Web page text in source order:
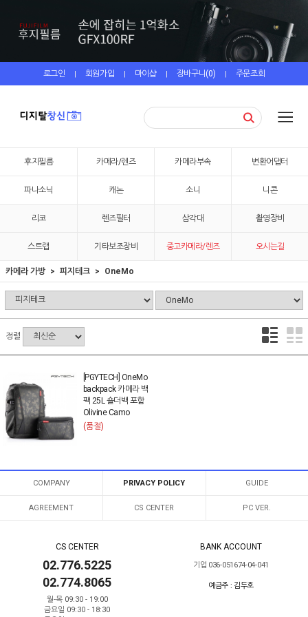
로그인 | 회원가입 | 마이샵 | 장바구니(0) | 주문조회
후지필름 카메라/렌즈 카메라부속 변환어댑터
파나소닉 캐논 소니 니콘
리코 렌즈필터 삼각대 촬영장비
스트랩 기타보조장비 중고카메라/렌즈 오시는길
카메라 가방 피지테크 OneMo
정렬
[PGYTECH] OneMo
backpack 카메라 백
팩 25L 숄더백 포함
Olivine Camo
(품절)
COMPANY PRIVACY POLICY GUIDE
AGREEMENT CS CENTER PC VER.
CS CENTER
02.776.5225
02.774.8065
월-목 09:30 - 19:00
금요일 09:30 - 18:30
BANK ACCOUNT
기업 036-051674-04-041
예금주 : 김두호